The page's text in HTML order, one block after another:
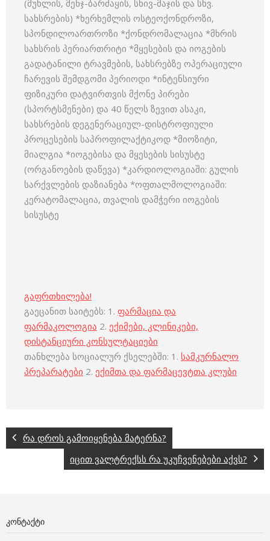
(მუხლის, მენჯ-ბარძაყის, სხივ-მაჯის და სხვ.
სახსრების) *ხერხემლის ოსტეოქონდროზი,
სპონდილოართროზი *ქონდრომალაცია *მხრის
სახსრის პერიართრიტი *მყესების და იოგების
გადატანილი ტრავმების, სახსრებზე ოპერაციული
ჩარევის შემდგომი პერიოდი *ინტენსიური
ფიზიკური დატვირთვის მქონე პირები
(სპორტსმენები) და 40 წელს ზევით ასაკი,
სახსრების დეგენერაციულ-დისტროფიული
პროცესების საპროფილაქტიკოდ *მიოზიტი,
მიალგია *იოგებისა და მყესების სისუსტე
(ორგანოების დაწევა) *კარდიოლოგიაში: გულის
სარქვლების დაზიანება *ოფთალმოლოგიაში:
კერატომალაცია, თვალის დამჭერი იოგების
სისუსტე
გაფრთხილება!
გაეცანით საიტებს: 1. ფარმაცია და
ფარმაკოლოგია 2. ექიმები, კლინიკები,
დისტანციური კონსულტაციები
თანხლება სოციალურ ქსელებში: 1. სამკურნალო
პრეპარატები 2. ექიმთა და ფარმაცევტთა კლუბი
რა დროს გამოიყენება მატერნა?
იცით ვალტრექსს რა უკუჩვენებები აქვს?
ᲙᲝᲜᲢᲐᲥᲢᲘ